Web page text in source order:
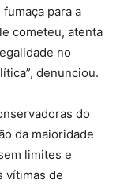
para a
cometeu, atenta
no
denunciou.
do
da maioridade
limites e
vítimas de